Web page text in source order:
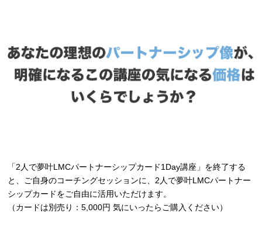
「2人で夢叶LMCパートナーシップカード1Day講座」を終了する
と、ご自身のコーチングセッションに、2人で夢叶LMCパートナー
シップカードをご自由に活用いただけます。
（カードは別売り：5,000円 気にいったらご購入ください）